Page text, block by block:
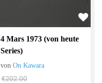
4 Mars 1973 (von heute
Series)
vonOn Kawara
€202.00